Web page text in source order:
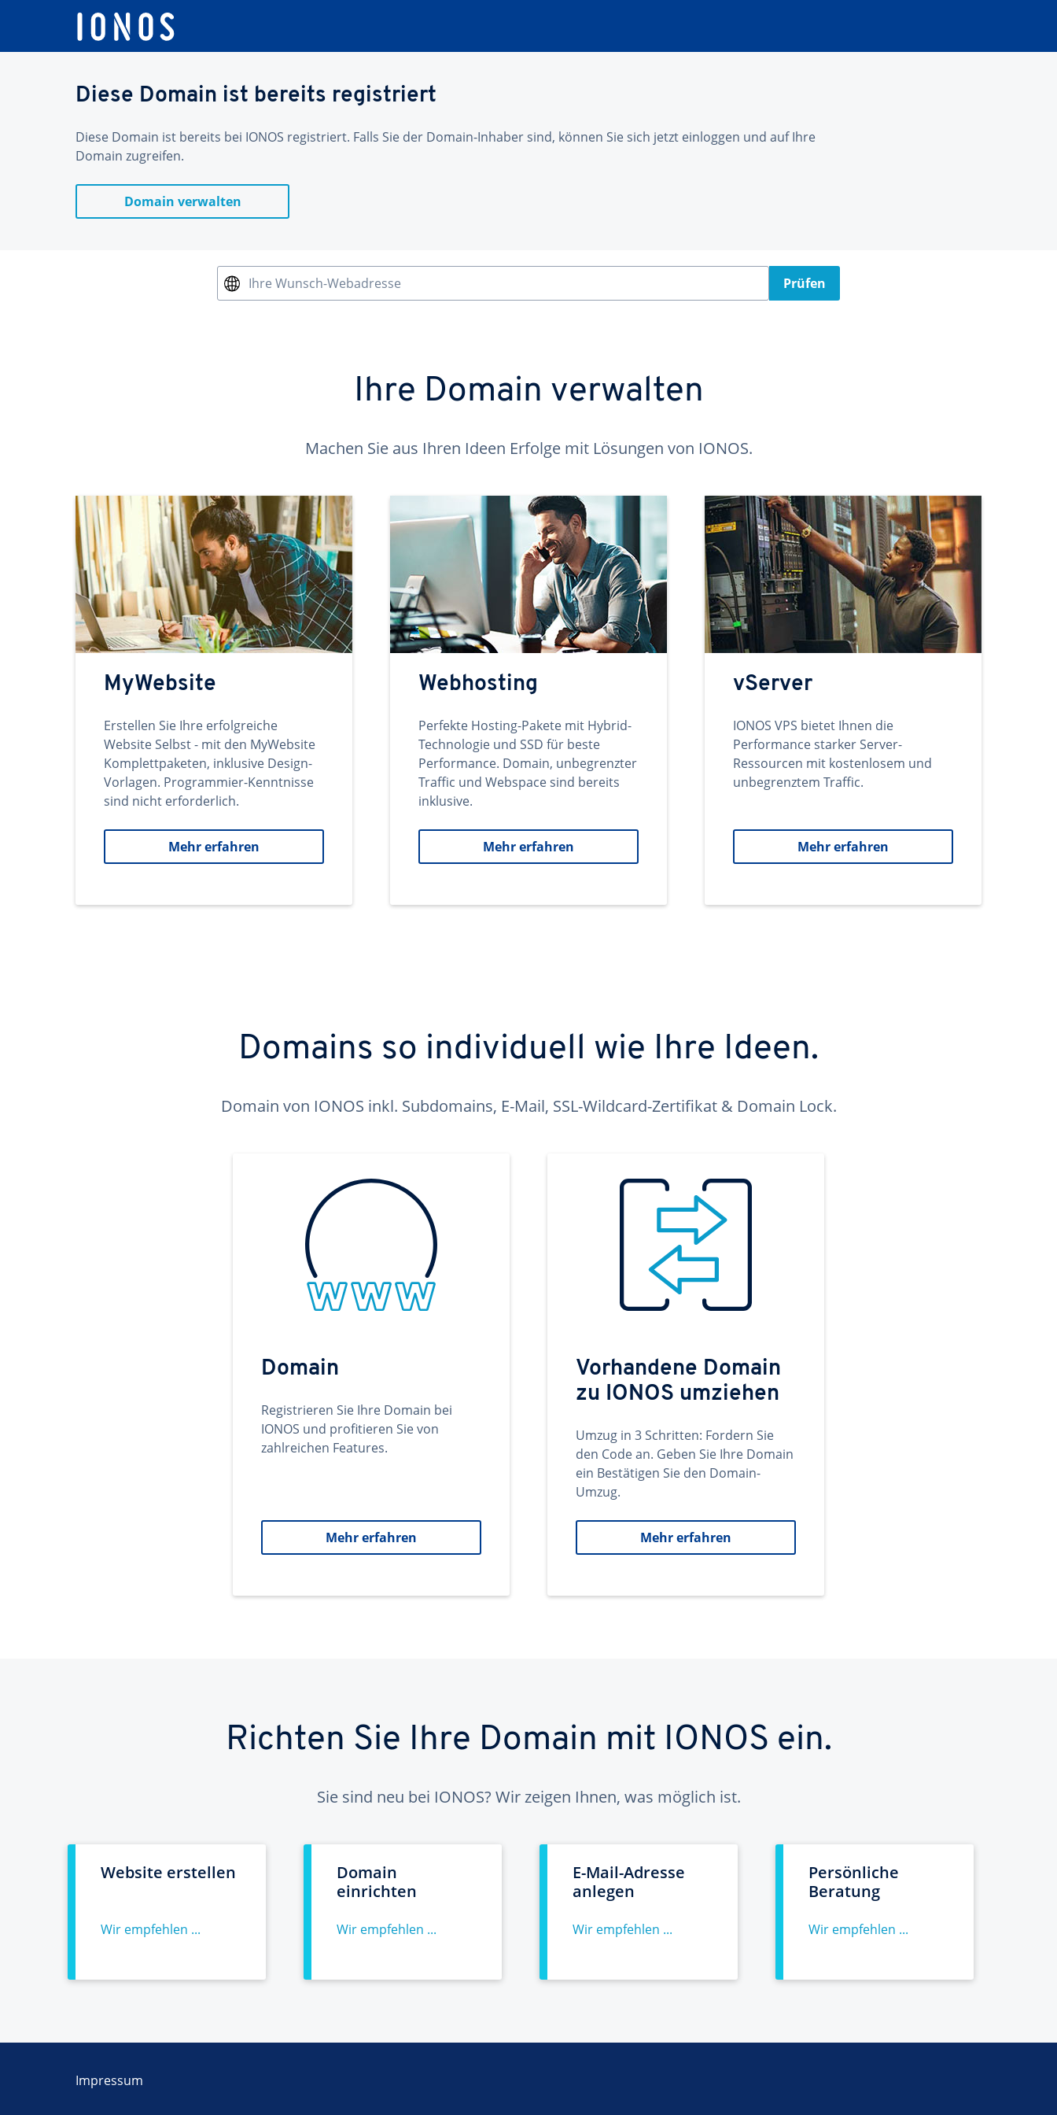
Diese Domain ist bereits registriert
Diese Domain ist bereits bei IONOS registriert. Falls Sie der Domain-Inhaber sind, können Sie sich jetzt einloggen und auf Ihre
Domain zugreifen.
Domain verwalten
Ihre Wunsch-Webadresse Prüfen
Ihre Domain verwalten
Machen Sie aus Ihren Ideen Erfolge mit Lösungen von IONOS.
MyWebsite
Erstellen Sie Ihre erfolgreiche
Website Selbst - mit den MyWebsite
Komplettpaketen, inklusive Design-
Vorlagen. Programmier-Kenntnisse
sind nicht erforderlich.
Mehr erfahren
Webhosting
Perfekte Hosting-Pakete mit Hybrid-
Technologie und SSD für beste
Performance. Domain, unbegrenzter
Traffic und Webspace sind bereits
inklusive.
Mehr erfahren
vServer
IONOS VPS bietet Ihnen die
Performance starker Server-
Ressourcen mit kostenlosem und
unbegrenztem Traffic.
Mehr erfahren
Domains so individuell wie Ihre Ideen.
Domain von IONOS inkl. Subdomains, E-Mail, SSL-Wildcard-Zertifikat & Domain Lock.
Domain
Registrieren Sie Ihre Domain bei
IONOS und profitieren Sie von
zahlreichen Features.
Mehr erfahren
Vorhandene Domain
zu IONOS umziehen
Umzug in 3 Schritten: Fordern Sie
den Code an. Geben Sie Ihre Domain
ein Bestätigen Sie den Domain-
Umzug.
Mehr erfahren
Richten Sie Ihre Domain mit IONOS ein.
Sie sind neu bei IONOS? Wir zeigen Ihnen, was möglich ist.
Website erstellen
Wir empfehlen ...
Domain
einrichten
Wir empfehlen ...
E-Mail-Adresse
anlegen
Wir empfehlen ...
Persönliche
Beratung
Wir empfehlen ...
Impressum